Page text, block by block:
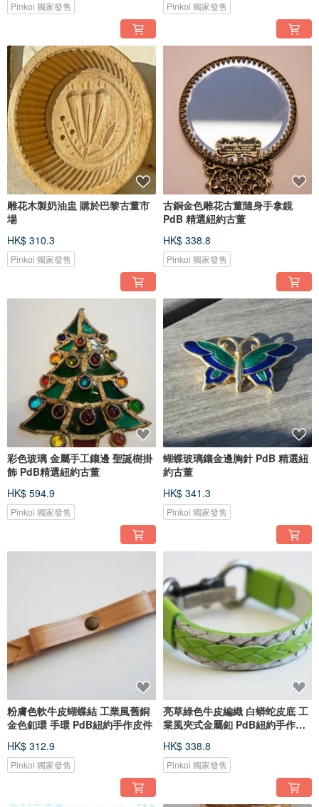
Pinkoi 獨家發售 Pinkoi 獨家發售
雕花木製奶油盅 購於巴黎古董市
場
HK$ 310.3
Pinkoi 獨家發售
古銅金色雕花古董隨身手拿鏡
PdB 精選紐約古董
HK$ 338.8
Pinkoi 獨家發售
彩色玻璃 金屬手工鑲邊 聖誕樹掛
飾 PdB精選紐約古董
HK$ 594.9
Pinkoi 獨家發售
蝴蝶玻璃鑲金邊胸針 PdB 精選紐
約古董
HK$ 341.3
Pinkoi 獨家發售
粉膚色軟牛皮蝴蝶結 工業風舊銅
金色釦環 手環 PdB紐約手作皮件
HK$ 312.9
Pinkoi 獨家發售
亮草綠色牛皮編織 白蟒蛇皮底 工
業風夾式金屬釦 PdB紐約手作皮
HK$ 338.8
Pinkoi 獨家發售